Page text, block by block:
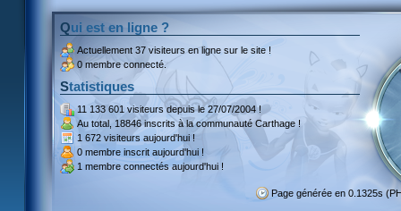
Qui est en ligne ?
Actuellement 37 visiteurs en ligne sur le site !
0 membre connecté.
Statistiques
11 133 601 visiteursdepuis le 27/07/2004 !
Au total, 18846 inscritsà la communauté Carthage !
1 672 visiteurs aujourd'hui !
0 membre inscrit aujourd'hui !
1 membre connectés aujourd'hui !
Page générée en 0.1325s